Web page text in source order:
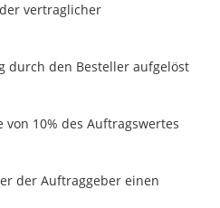
vertraglicher
durch den Besteller aufgelöst
von 10% des Auftragswertes
der Auftraggeber einen